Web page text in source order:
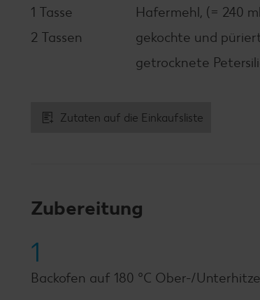
1 Tasse
Hafermehl, (= 240
2 Tassen
gekochte und
getrocknete
Zutaten auf die Einkaufsliste
Zubereitung
1
Backofen auf 180 °C Ober-/